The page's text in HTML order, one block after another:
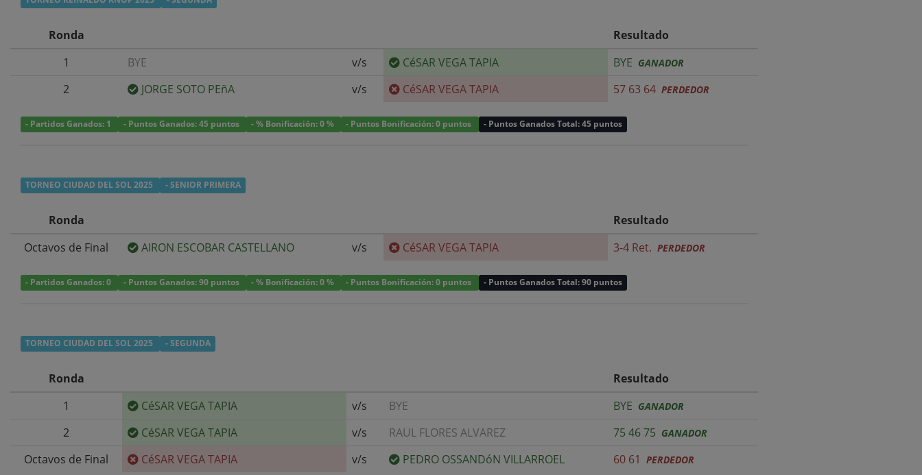
Ronda
Resultado
1
BYE v/s CéSAR VEGA TAPIA BYE GANADOR
2 JORGE SOTO PEñA v/s CéSAR VEGA TAPIA 57 63 64 PERDEDOR
- Partidos Ganados: 1 - Puntos Ganados: 45 puntos - % Bonificación: 0 % - Puntos Bonificación: 0 puntos - Puntos Ganados Total: 45 puntos
TORNEO CIUDAD DEL SOL 2025 - SENIOR PRIMERA
Ronda
Resultado
Octavos de Final
AIRON ESCOBAR CASTELLANO v/s CéSAR VEGA TAPIA 3-4 Ret. PERDEDOR
- Partidos Ganados: 0 - Puntos Ganados: 90 puntos - % Bonificación: 0 % - Puntos Bonificación: 0 puntos - Puntos Ganados Total: 90 puntos
TORNEO CIUDAD DEL SOL 2025 - SEGUNDA
Ronda
Resultado
1
CéSAR VEGA TAPIA v/s BYE BYE GANADOR
2 CéSAR VEGA TAPIA v/s RAUL FLORES ALVAREZ 75 46 75 GANADOR
Octavos de Final CéSAR VEGA TAPIA v/s PEDRO OSSANDóN VILLARROEL 60 61 PERDEDOR